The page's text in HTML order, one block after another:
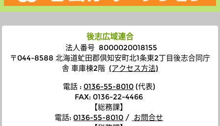
後志広域連合
法人番号 8000020018155
〒044-8588 北海道虻田郡倶知安町北1条東2丁目後志合同庁
舎 車庫棟2階 (アクセス方法)
電話 : 0136-55-8010(代表)
FAX: 0136-22-4466
【総務課】
電話: 0136-55-8010 / お問合せ